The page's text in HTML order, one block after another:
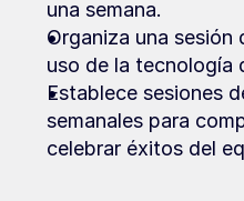
una semana.
Organiza una
uso de la tecnología
Establece sesiones
semanales para
celebrar éxitos del